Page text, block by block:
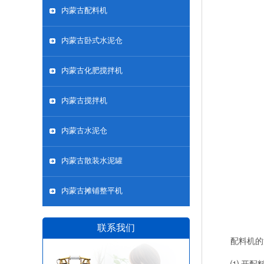
内蒙古配料机
内蒙古卧式水泥仓
内蒙古化肥搅拌机
内蒙古搅拌机
内蒙古水泥仓
内蒙古散装水泥罐
内蒙古摊铺整平机
联系我们
配料机